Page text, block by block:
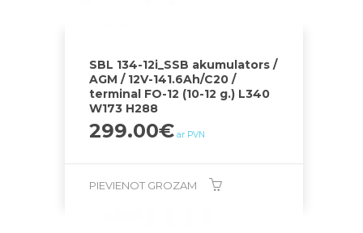
SBL 134-12i_SSB akumulators /
AGM / 12V-141.6Ah/C20 /
terminal FO-12 (10-12 g.) L340
W173 H288
299.00€ ar PVN
PIEVIENOT GROZAM